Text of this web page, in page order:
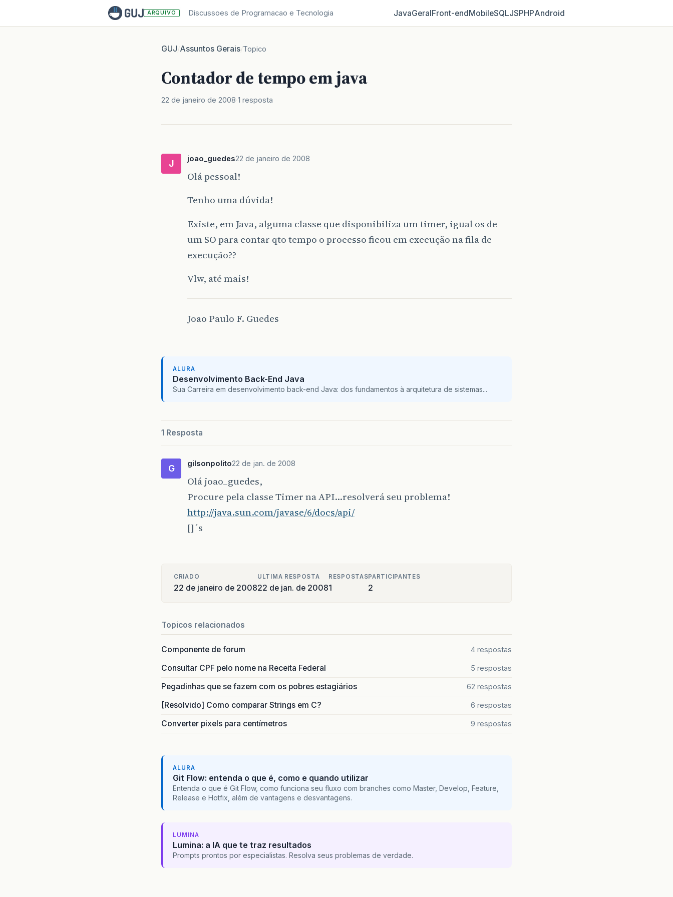
ARQUIVO Discussoes de Programacao e Tecnologia JavaGeralFront‑endMobileSQLJSPHPAndroid
GUJ/Assuntos Gerais/Topico
Contador de tempo em java
22 de janeiro de 2008 1 resposta
J joao_guedes22 de janeiro de 2008
Olá pessoal!
Tenho uma dúvida!
Existe, em Java, alguma classe que disponibiliza um timer, igual os de
um SO para contar qto tempo o processo ficou em execução na fila de
execução??
Vlw, até mais!
Joao Paulo F. Guedes
ALURA
Desenvolvimento Back-End Java
Sua Carreira em desenvolvimento back-end Java: dos fundamentos à arquitetura de sistemas...
1 Resposta
G gilsonpolito22 de jan. de 2008
Olá joao_guedes,
Procure pela classe Timer na API…resolverá seu problema!
http://java.sun.com/javase/6/docs/api/
[]´s
CRIADO
22 de janeiro de 2008
ULTIMA RESPOSTA
22 de jan. de 2008
RESPOSTAS
1
PARTICIPANTES
2
Topicos relacionados
Componente de forum 4 respostas
Consultar CPF pelo nome na Receita Federal 5 respostas
Pegadinhas que se fazem com os pobres estagiários 62 respostas
[Resolvido] Como comparar Strings em C? 6 respostas
Converter pixels para centímetros 9 respostas
ALURA
Git Flow: entenda o que é, como e quando utilizar
Entenda o que é Git Flow, como funciona seu fluxo com branches como Master, Develop, Feature,
Release e Hotfix, além de vantagens e desvantagens.
LUMINA
Lumina: a IA que te traz resultados
Prompts prontos por especialistas. Resolva seus problemas de verdade.